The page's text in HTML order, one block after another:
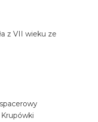
z VII wieku ze